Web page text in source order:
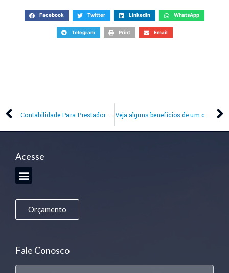
Facebook Twitter LinkedIn WhatsApp
Telegram Print Email
Veja alguns benefícios de um contador na Abertura de Empresa
Acesse
Orçamento
Fale Conosco